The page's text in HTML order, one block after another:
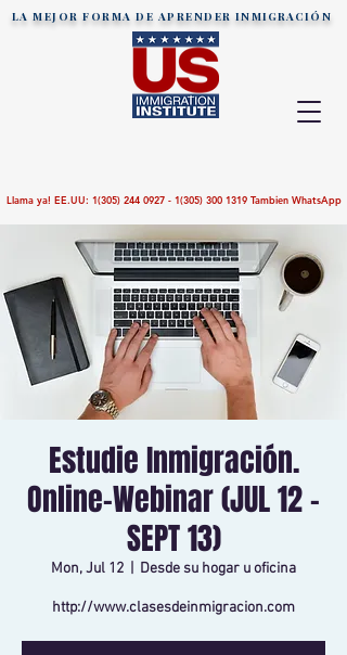
LA MEJOR FORMA DE APRENDERINMIGRACIÓN
Llama ya! EE.UU: 1(305) 244 0927 - 1(305) 300 1319Tambien WhatsApp
Estudie Inmigración.
Online-Webinar (JUL 12 -
SEPT 13)
Mon, Jul 12 Desde su hogar u oficina
http://www.clasesdeinmigracion.com